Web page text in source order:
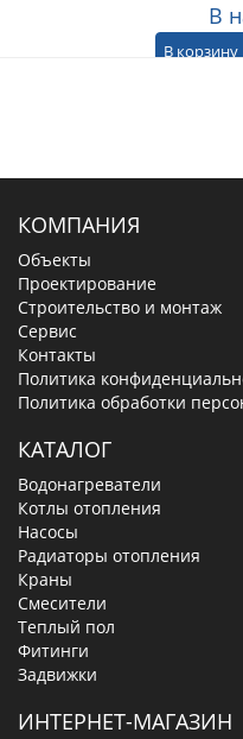
В
В корзину
КОМПАНИЯ
Объекты
Проектирование
Строительство и монтаж
Сервис
Контакты
Политика
Политика обработки
КАТАЛОГ
Водонагреватели
Котлы отопления
Насосы
Радиаторы отопления
Краны
Смесители
Теплый пол
Фитинги
Задвижки
ИНТЕРНЕТ-МАГАЗИН